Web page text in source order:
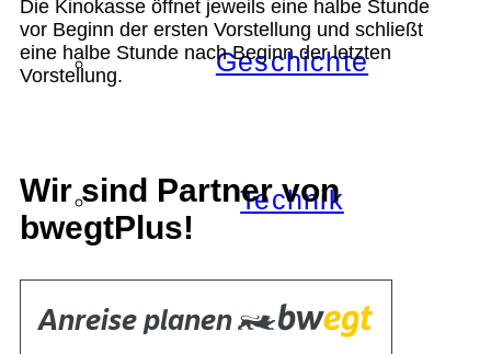
Geschichte
Technik
Standort
Die Kinokasse öffnet jeweils eine halbe Stunde
vor Beginn der ersten Vorstellung und schließt
eine halbe Stunde nach Beginn der letzten
Vorstellung.
Wir sind Partner von
bwegtPlus!